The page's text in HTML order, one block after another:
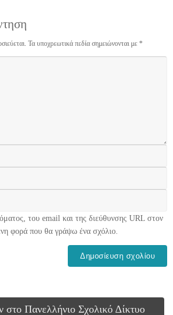
Τα υποχρεωτικά πεδία σημειώνονται με *
του email και της διεύθυνσης URL στον
φορά που θα γράψω ένα σχόλιο.
Πανελλήνιο Σχολικό Δίκτυο